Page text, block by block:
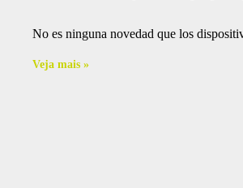
No es ninguna novedad que los
Veja mais »